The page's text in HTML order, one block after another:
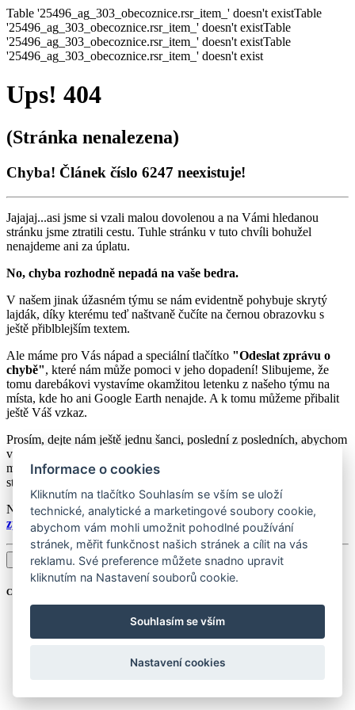
Table '25496_ag_303_obecoznice.rsr_item_' doesn't existTable
'25496_ag_303_obecoznice.rsr_item_' doesn't existTable
'25496_ag_303_obecoznice.rsr_item_' doesn't existTable
'25496_ag_303_obecoznice.rsr_item_' doesn't exist
Ups! 404
(Stránka nenalezena)
Chyba! Článek číslo 6247 neexistuje!
Jajajaj...asi jsme si vzali malou dovolenou a na Vámi hledanou
stránku jsme ztratili cestu. Tuhle stránku v tuto chvíli bohužel
nenajdeme ani za úplatu.
No, chyba rozhodně nepadá na vaše bedra.
V našem jinak úžasném týmu se nám evidentně pohybuje skrytý
lajdák, díky kterému teď naštvaně čučíte na černou obrazovku s
ještě přiblblejším textem.
Ale máme pro Vás nápad a speciální tlačítko "Odeslat zprávu o
chybě", které nám může pomoci v jeho dopadení! Slibujeme, že
tomu darebákovi vystavíme okamžitou letenku z našeho týmu na
místa, kde ho ani Google Earth nenajde. A k tomu můžeme přibalit
ještě Váš vzkaz.
Prosím, dejte nám ještě jednu šanci, poslední z posledních, abychom
vám mohli ukázat, že jsme vlastně docela dobrá partička. A kdo ví,
možná se stane zázrak a my společně s Vámi objevíme tu správnou
stránku, kterou hledáte!
Nyní se můžete přejít na hlavní stránkua nebose vrátit o krok
zpět
a objevovat ostatní úžasné věci, které jsme připravili .
Odeslat zprávu o chybě
Copyright © 2016-2026
Informace o cookies
Kliknutím na tlačítko Souhlasím se vším se uloží
technické, analytické a marketingové soubory cookie,
abychom vám mohli umožnit pohodlné používání
stránek, měřit funkčnost našich stránek a cílit na vás
reklamu. Své preference můžete snadno upravit
kliknutím na Nastavení souborů cookie.
Souhlasím se vším
Nastavení cookies